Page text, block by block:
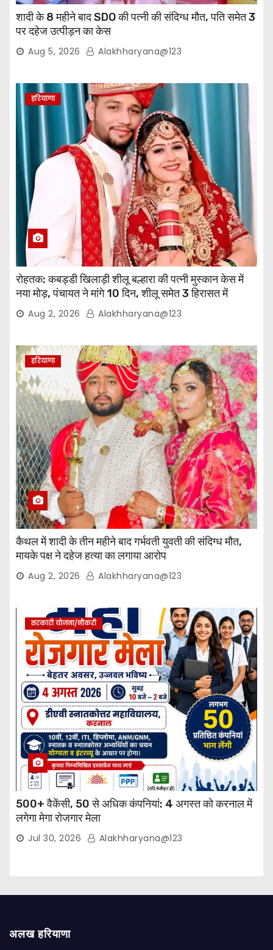
शादी के 8 महीने बाद SDO की पत्नी की संदिग्ध मौत, पति समेत 3
पर दहेज उत्पीड़न का केस
Aug 5, 2026 Alakhharyana@123
हरियाणा
रोहतक: कबड्डी खिलाड़ी शीलू बल्हारा की पत्नी मुस्कान केस में
नया मोड़, पंचायत ने मांगे 10 दिन, शीलू समेत 3 हिरासत में
Aug 2, 2026 Alakhharyana@123
हरियाणा
कैथल में शादी के तीन महीने बाद गर्भवती युवती की संदिग्ध मौत,
मायके पक्ष ने दहेज हत्या का लगाया आरोप
Aug 2, 2026 Alakhharyana@123
सरकारी योजना/नौकरी
500+ वैकेंसी, 50 से अधिक कंपनियां: 4 अगस्त को करनाल में
लगेगा मेगा रोजगार मेला
Jul 30, 2026 Alakhharyana@123
अलख हरियाणा